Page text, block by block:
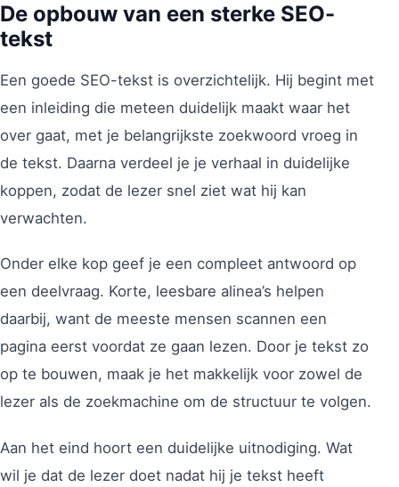
De opbouw van een sterke SEO-
tekst
Een goede SEO-tekst is overzichtelijk. Hij begint met
een inleiding die meteen duidelijk maakt waar het
over gaat, met je belangrijkste zoekwoord vroeg in
de tekst. Daarna verdeel je je verhaal in duidelijke
koppen, zodat de lezer snel ziet wat hij kan
verwachten.
Onder elke kop geef je een compleet antwoord op
een deelvraag. Korte, leesbare alinea’s helpen
daarbij, want de meeste mensen scannen een
pagina eerst voordat ze gaan lezen. Door je tekst zo
op te bouwen, maak je het makkelijk voor zowel de
lezer als de zoekmachine om de structuur te volgen.
Aan het eind hoort een duidelijke uitnodiging. Wat
wil je dat de lezer doet nadat hij je tekst heeft